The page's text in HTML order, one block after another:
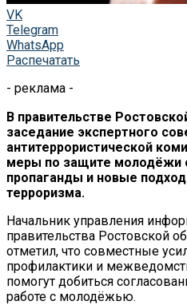
VK
Telegram
WhatsApp
Распечатать
- реклама -
В правительстве
заседание экспертного
антитеррористической
меры по защите молодёжи
пропаганды и новые
терроризма.
Начальник управления
правительства Ростовской
отметил, что совместные
профилактики и
помогут добиться
работе с молодёжью.